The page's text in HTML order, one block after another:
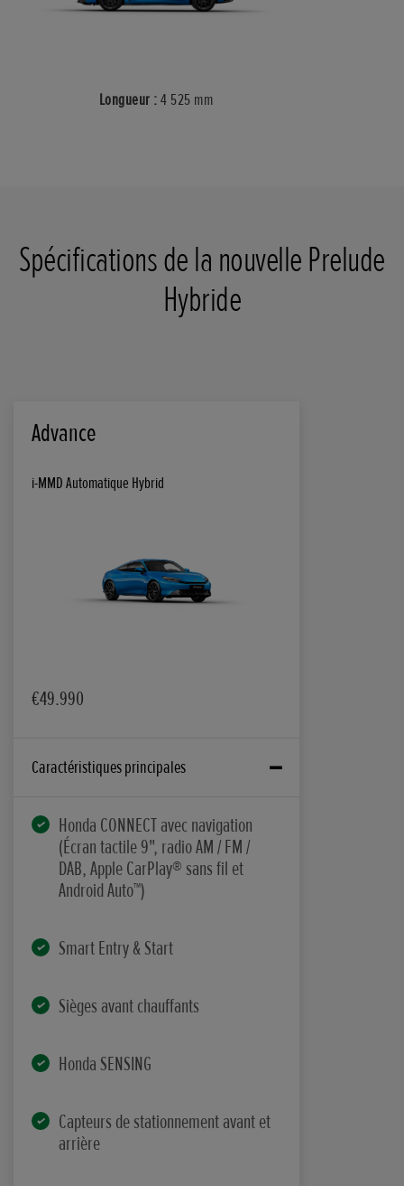
Longueur :4 525 mm
Spécifications de la nouvelle Prelude
Hybride
Advance
i-MMD Automatique Hybrid
€49.990
Caractéristiques principales
Honda CONNECT avec navigation
(Écran tactile 9", radio AM / FM /
DAB, Apple CarPlay® sans fil et
Android Auto™)
Smart Entry & Start
Sièges avant chauffants
Honda SENSING
Capteurs de stationnement avant et
arrière